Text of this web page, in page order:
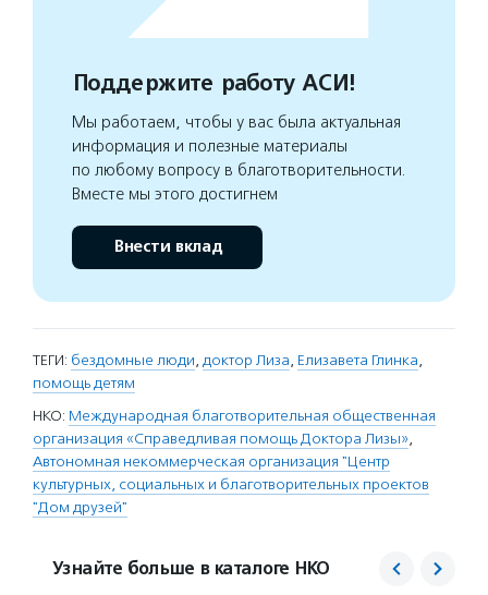
Поддержите работу АСИ!
Мы работаем, чтобы у вас была актуальная
информация и полезные материалы
по любому вопросу в благотворительности.
Вместе мы этого достигнем
Внести вклад
ТЕГИ: бездомные люди, доктор Лиза, Елизавета Глинка,
помощь детям
НКО: Международная благотворительная общественная
организация «Справедливая помощь Доктора Лизы»,
Автономная некоммерческая организация "Центр
культурных, социальных и благотворительных проектов
"Дом друзей"
Узнайте больше в каталоге НКО